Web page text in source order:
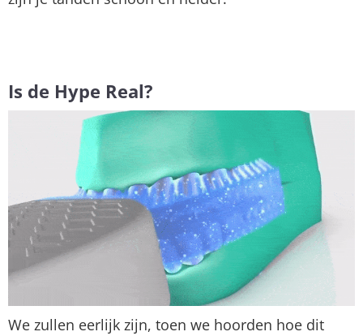
Is de Hype Real?
We zullen eerlijk zijn, toen we hoorden hoe dit